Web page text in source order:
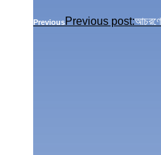
PreviousPrevious post: